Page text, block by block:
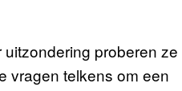
proberen ze
vragen telkens om een